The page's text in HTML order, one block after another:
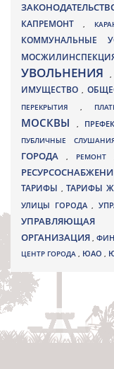
КАПРЕМОНТ ,
КОММУНАЛЬНЫЕ
УВОЛЬНЕНИЯ,
ИМУЩЕСТВО ,
ПЕРЕКРЫТИЯ ,
МОСКВЫ
,
ПУБЛИЧНЫЕ
ГОРОДА
, РЕМОНТ
ТАРИФЫ , ТАРИФЫ
УЛИЦЫ ГОРОДА ,
ОРГАНИЗАЦИЯ,
ЦЕНТР ГОРОДА , ЮАО ,